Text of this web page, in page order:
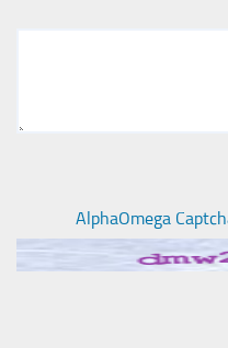
AlphaOmega